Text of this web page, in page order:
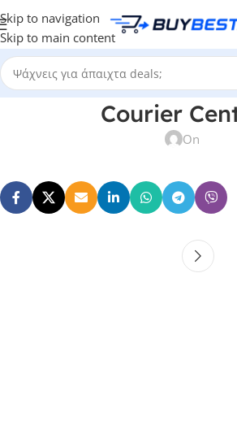
Skip to navigation
Skip to main content
Courier
On